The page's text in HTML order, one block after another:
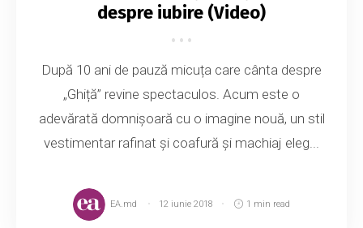
despre iubire (Video)
După 10 ani de pauză micuța care cânta despre
„Ghiță” revine spectaculos. Acum este o
adevărată domnișoară cu o imagine nouă, un stil
vestimentar rafinat și coafură și machiaj eleg...
EA.md 12 iunie 2018 1 min read